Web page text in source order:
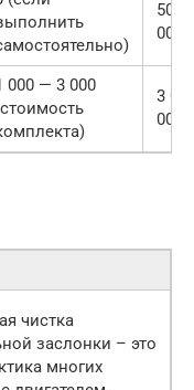
500
000
000 — 3 000
3
000
чистка
заслонки – это
многих